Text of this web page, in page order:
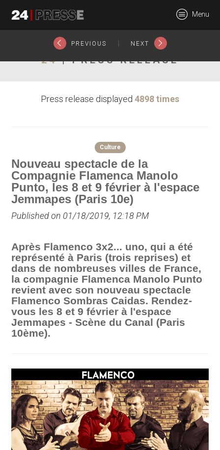
Menu
PREVIOUS NEXT
24| PRESS RELEASE
Press release displayed 4898 times
Culture
Nouveau spectacle de la
Compagnie Flamenca Manolo
Punto, les 8 et 9 février à l'espace
Jemmapes (Paris 10e)
Published on 01/18/2019, 12:18 PM
Après Flamenco 3x2... uno, qui a été
représenté à Paris (trois reprises) et
dans de nombreuses villes de France,
la compagnie Flamenca Manolo Punto
revient avec son nouveau spectacle
Flamenco Sombras Caidas. Rendez-
vous les 8 et 9 février à l'espace
Jemmapes - Scène du Canal (Paris
10ème).